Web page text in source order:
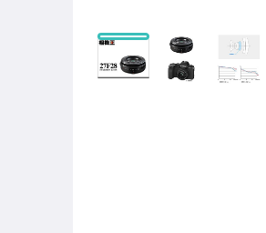
數位相機-Sony
數位相機-Sigma